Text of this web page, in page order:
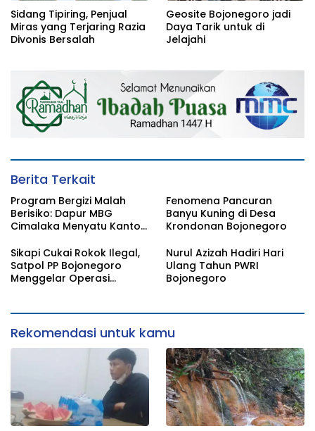
Sidang Tipiring, Penjual
Miras yang Terjaring Razia
Divonis Bersalah
Geosite Bojonegoro jadi
Daya Tarik untuk di
Jelajahi
Berita Terkait
Program Bergizi Malah
Berisiko: Dapur MBG
Cimalaka Menyatu Kantor
Standar
Fenomena Pancuran
Banyu Kuning di Desa
Krondonan Bojonegoro
Sikapi Cukai Rokok Ilegal,
Satpol PP Bojonegoro
Menggelar Operasi
Nurul Azizah Hadiri Hari
Ulang Tahun PWRI
Bojonegoro
Rekomendasi untuk kamu